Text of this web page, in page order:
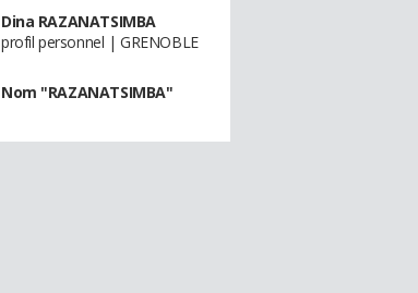
Dina RAZANATSIMBA
profil personnel | GRENOBLE
Nom "RAZANATSIMBA"